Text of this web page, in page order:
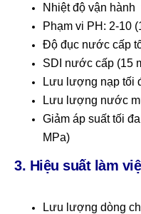
Nhiệt độ vận hành
Phạm vi PH: 2-10
Độ đục nước cấp
SDI nước cấp (15
Lưu lượng nạp tối
Lưu lượng nước
Giảm áp suất tối
MPa)
3. Hiệu suất làm
Lưu lượng dòng